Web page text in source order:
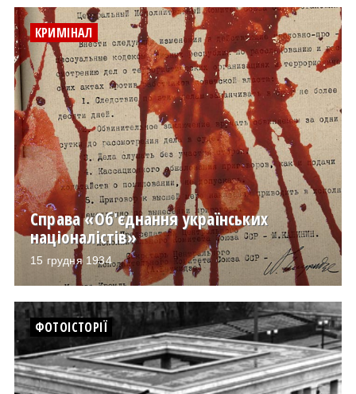
КРИМІНАЛ
Справа «Об'єднання українських
націоналістів»
15 грудня 1934
ФОТОІСТОРІЇ